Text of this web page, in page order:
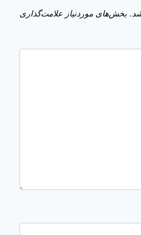
بخش‌های موردنیاز علامت‌گذاری